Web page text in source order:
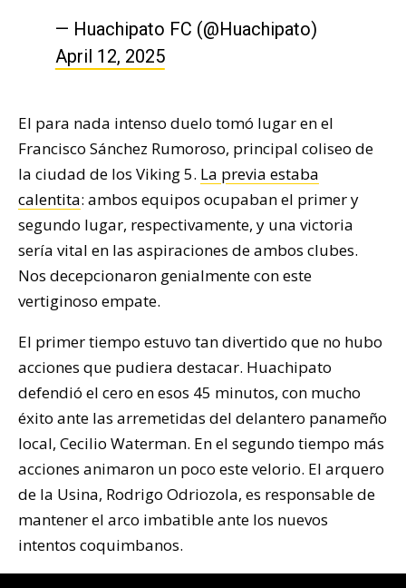
— Huachipato FC (@Huachipato)
April 12, 2025
El para nada intenso duelo tomó lugar en el
Francisco Sánchez Rumoroso, principal coliseo de
la ciudad de los Viking 5. La previa estaba
calentita: ambos equipos ocupaban el primer y
segundo lugar, respectivamente, y una victoria
sería vital en las aspiraciones de ambos clubes.
Nos decepcionaron genialmente con este
vertiginoso empate.
El primer tiempo estuvo tan divertido que no hubo
acciones que pudiera destacar. Huachipato
defendió el cero en esos 45 minutos, con mucho
éxito ante las arremetidas del delantero panameño
local, Cecilio Waterman. En el segundo tiempo más
acciones animaron un poco este velorio. El arquero
de la Usina, Rodrigo Odriozola, es responsable de
mantener el arco imbatible ante los nuevos
intentos coquimbanos.